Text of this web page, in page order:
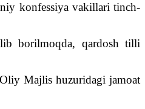
konfessiya vakillari tinch-
borilmoqda, qardosh tilli
Majlis huzuridagi jamoat